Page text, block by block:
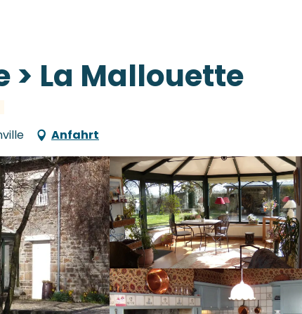
> La Mallouette
Anfahrt